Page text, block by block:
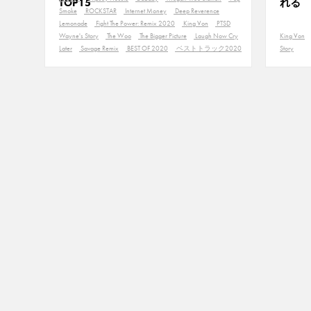
Smoke
ROCKSTAR Internet Money
Deep Reverence
Lemonade
Fight The Power: Remix 2020 King Von
PTSD
Wayne's Story
The Woo The Bigger Picture
Laugh Now Cry
Later
Savage Remix BEST OF 2020 ベストトラック2020
King Von
Story